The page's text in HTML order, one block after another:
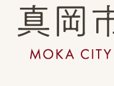
真
岡
市